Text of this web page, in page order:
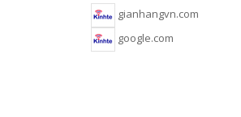
gianhangvn.com
google.com